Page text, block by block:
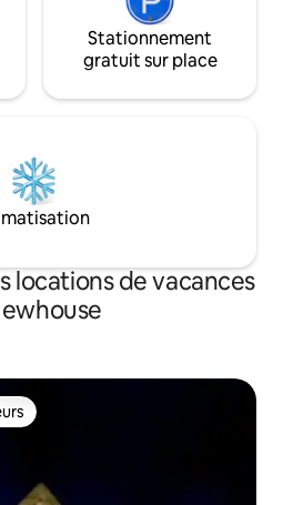
Stationnement
gratuit sur place
locations de vacances
les plus aimés